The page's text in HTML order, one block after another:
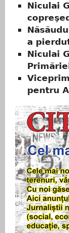
Niculai
a
Niculai
pentru